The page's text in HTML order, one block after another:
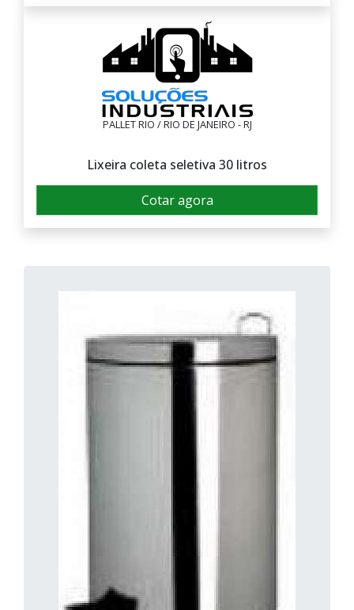
PALLET RIO / RIO DE JANEIRO - RJ
Lixeira coleta seletiva 30 litros
Cotar agora